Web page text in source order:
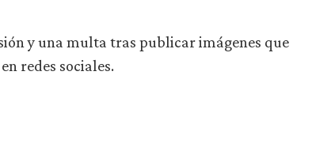
y una multa tras publicar imágenes que
redes sociales.